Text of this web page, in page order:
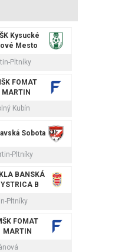
Kysucké
Mesto
Pltníky
FOMAT
MARTIN
Kubín
Sobota
Pltníky
BANSKÁ
B
Pltníky
FOMAT
MARTIN